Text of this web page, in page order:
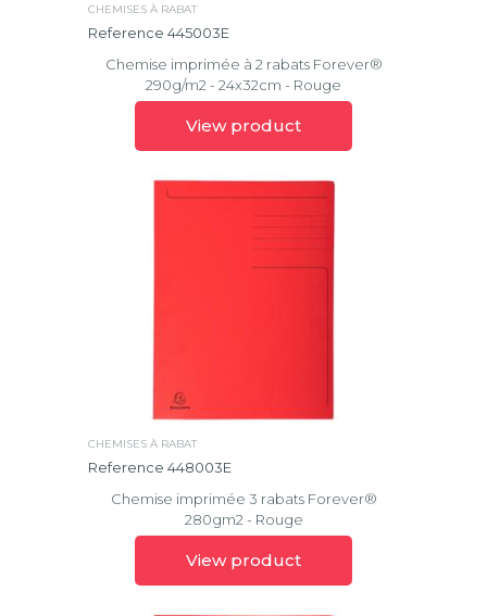
CHEMISES À RABAT
Reference 445003E
Chemise imprimée à 2 rabats Forever®
290g/m2 - 24x32cm - Rouge
View product
CHEMISES À RABAT
Reference 448003E
Chemise imprimée 3 rabats Forever®
280gm2 - Rouge
View product